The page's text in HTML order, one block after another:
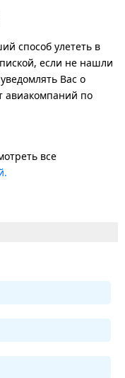
способ улететь в
если не нашли
Вас о
авиакомпаний по
все